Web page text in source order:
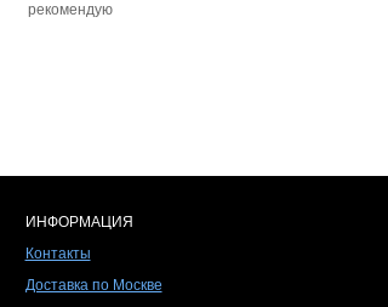
рекомендую
ИНФОРМАЦИЯ
Контакты
Доставка по Москве